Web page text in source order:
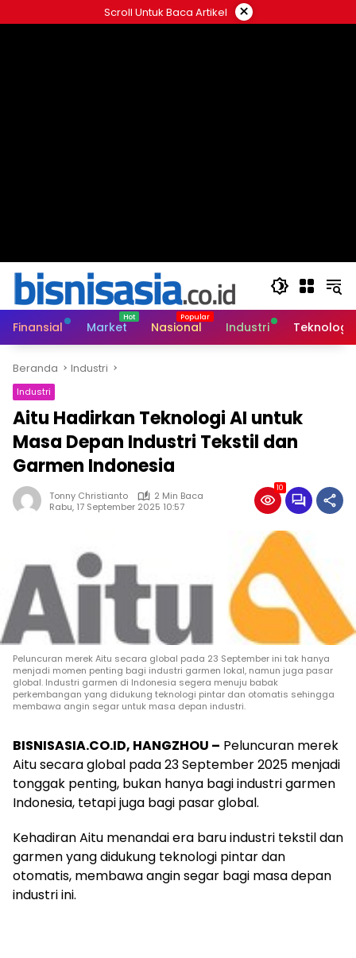
ke
Scroll Untuk Baca Artikel ×
Finansial Market Nasional Industri Teknologi
Beranda Industri
Industri
Aitu Hadirkan Teknologi AI untuk
Masa Depan Industri Tekstil dan
Garmen Indonesia
Tonny Christianto
2 Min Baca
Rabu, 17 September 2025 10:57
10
Peluncuran merek Aitu secara global pada 23 September ini tak hanya
menjadi momen penting bagi industri garmen lokal, namun juga pasar
global. Industri garmen di Indonesia segera menuju babak
perkembangan yang didukung teknologi pintar dan otomatis sehingga
membawa angin segar untuk masa depan industri.
BISNISASIA.CO.ID, HANGZHOU – Peluncuran merek
Aitu secara global pada 23 September 2025 menjadi
tonggak penting, bukan hanya bagi industri garmen
Indonesia, tetapi juga bagi pasar global.
Kehadiran Aitu menandai era baru industri tekstil dan
garmen yang didukung teknologi pintar dan
otomatis, membawa angin segar bagi masa depan
industri ini.